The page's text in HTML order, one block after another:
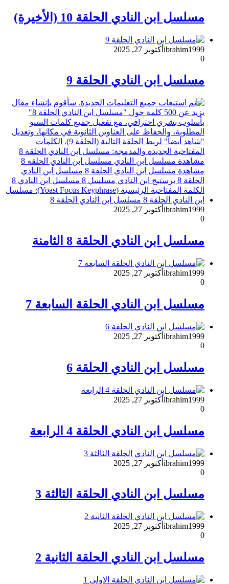
مسلسل ابن النادي الحلقة 10 (الأخيرة)
ibrahim1999 أكتوبر 27, 2025
0
مسلسل ابن النادي الحلقة 9
ibrahim1999 أكتوبر 27, 2025
0
مسلسل ابن النادي الحلقة 8 الثامنة
ibrahim1999 أكتوبر 27, 2025
0
مسلسل ابن النادي الحلقة السابعة 7
ibrahim1999 أكتوبر 27, 2025
0
مسلسل ابن النادي الحلقة 6
ibrahim1999 أكتوبر 27, 2025
0
مسلسل ابن النادي الحلقة 4 الرابعة
ibrahim1999 أكتوبر 27, 2025
0
مسلسل ابن النادي الحلقة الثالثة 3
ibrahim1999 أكتوبر 27, 2025
0
مسلسل ابن النادي الحلقة الثانية 2